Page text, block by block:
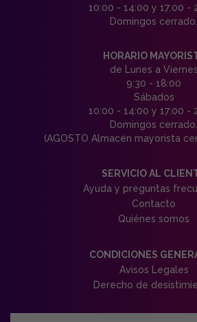
10:00 - 14:00 y 17:00 -
Domingos cerrado.
HORARIO
de Lunes a Viernes
9:30 - 18:00
Sábados
10:00 - 14:00 y 17:00 -
Domingos cerrado.
(AGOSTO Almacén mayorista
SERVICIO AL
Ayuda y preguntas
Contacto
Quiénes somos
CONDICIONES
Avisos Legales
Derecho de